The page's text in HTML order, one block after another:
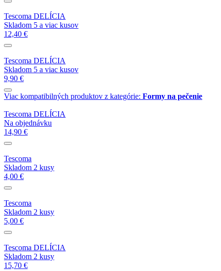
Tescoma DELÍCIA
Skladom 5 a viac kusov
12,40 €
Tescoma DELÍCIA
Skladom 5 a viac kusov
9,90 €
Viac kompatibilných produktov z kategórie: Formy na pečenie
Tescoma DELÍCIA
Na objednávku
14,90 €
Tescoma
Skladom 2 kusy
4,00 €
Tescoma
Skladom 2 kusy
5,00 €
Tescoma DELÍCIA
Skladom 2 kusy
15,70 €